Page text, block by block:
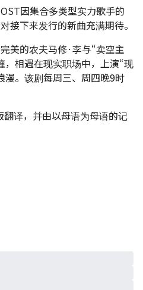
因集合多类型实力歌手的
接下来发行的新曲充满期待。
美的农夫马修·李与“卖空主
，相遇在现实职场中，上演“现
漫。该剧每周三、周四晚9时
译，并由以母语为母语的记